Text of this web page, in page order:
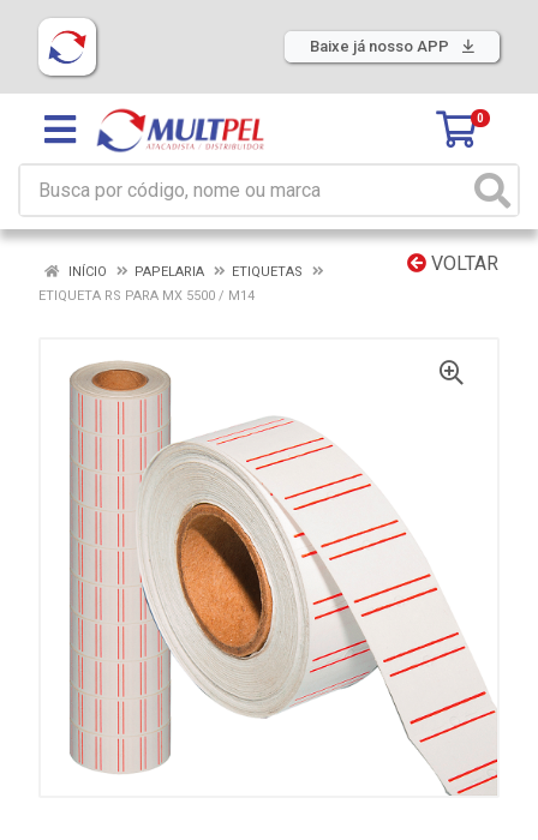
Baixe já nosso APP
0
VOLTAR
INÍCIO PAPELARIA
ETIQUETAS
ETIQUETA RS PARA MX 5500 / M14